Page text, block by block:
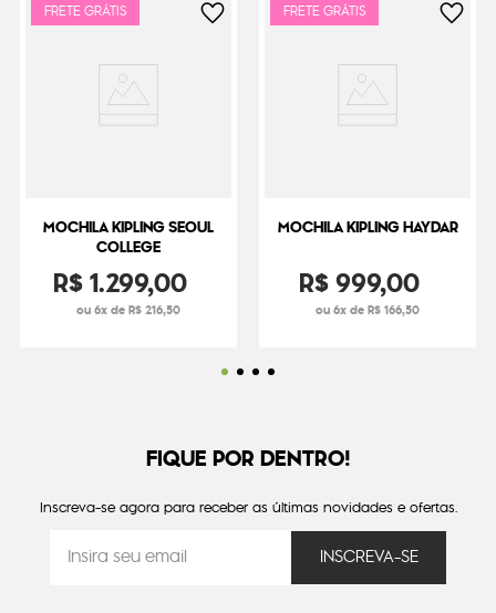
FRETE GRÁTIS
MOCHILA KIPLING SEOUL
COLLEGE
R$1.299,00
ou 6x de R$ 216,50
FRETE GRÁTIS
MOCHILA KIPLING HAYDAR
R$999,00
ou 6x de R$ 166,50
FIQUE POR DENTRO!
Inscreva-se agora para receber as últimas novidades e ofertas.